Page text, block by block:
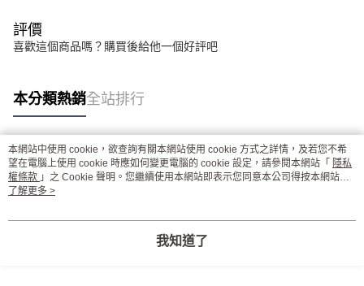
評價
喜歡這個商品嗎？購買後給他一個好評吧
本分類熱銷全站排行
熱門標籤
本網站中使用 cookie，欲查詢有關本網站使用 cookie 方式之詳情，及若您不希
望在電腦上使用 cookie 時應如何變更電腦的 cookie 設定，請參閱本網站「 隱私
權條款 」之 Cookie 聲明。您繼續使用本網站即表示您同意本公司得按本網站使
用條款之 Cookie 聲明使用 cookie。
了解更多 >
我知道了